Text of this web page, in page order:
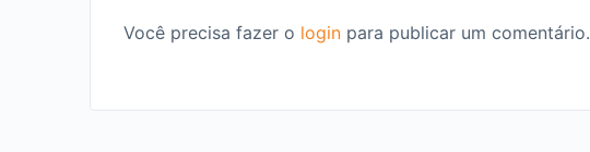
Você precisa fazer o login para publicar um comentário.